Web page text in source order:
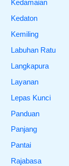
Kedamaian
Kedaton
Kemiling
Labuhan Ratu
Langkapura
Layanan
Lepas Kunci
Panduan
Panjang
Pantai
Rajabasa